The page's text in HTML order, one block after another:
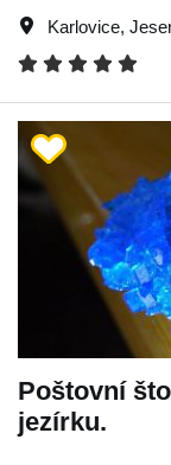
Karlovice,
Poštovní
jezírku.